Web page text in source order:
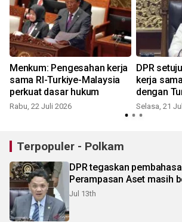
Menkum: Pengesahan kerja
sama RI-Turkiye-Malaysia
perkuat dasar hukum
Rabu, 22 Juli 2026
DPR
kerja
dengan
Selasa, 21
Terpopuler - Polkam
DPR tegaskan
Perampasan Aset masih
Jul 13th